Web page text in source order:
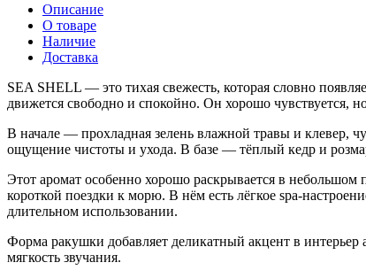
Описание
О товаре
Наличие
Доставка
SEA SHELL — это тихая свежесть, которая словно
движется свободно и спокойно. Он хорошо чувствуется,
В начале — прохладная зелень влажной травы и клевер,
ощущение чистоты и ухода. В базе — тёплый кедр и
Этот аромат особенно хорошо раскрывается в небольшом
короткой поездки к морю. В нём есть лёгкое spa-
длительном использовании.
Форма ракушки добавляет деликатный акцент в
мягкость звучания.